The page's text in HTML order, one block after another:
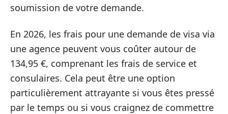
soumission de votre demande.
En 2026, les frais pour une demande de visa via
une agence peuvent vous coûter autour de
134,95 €, comprenant les frais de service et
consulaires. Cela peut être une option
particulièrement attrayante si vous êtes pressé
par le temps ou si vous craignez de commettre